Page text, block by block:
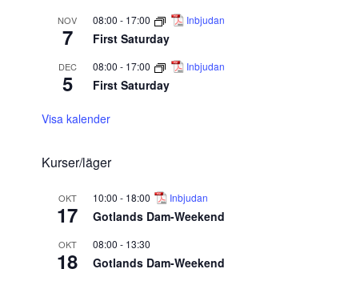
NOV
7
08:00 - 17:00 Inbjudan
First Saturday
DEC
5
08:00 - 17:00 Inbjudan
First Saturday
Visa kalender
Kurser/läger
OKT
17
10:00 - 18:00 Inbjudan
Gotlands Dam-Weekend
OKT
18
08:00 - 13:30
Gotlands Dam-Weekend